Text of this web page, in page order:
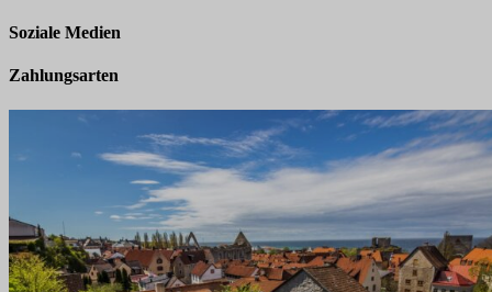
Soziale Medien
Zahlungsarten